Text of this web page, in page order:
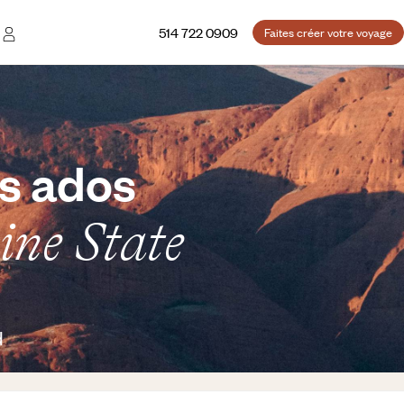
514 722 0909 Faites créer votre voyage
ados
State